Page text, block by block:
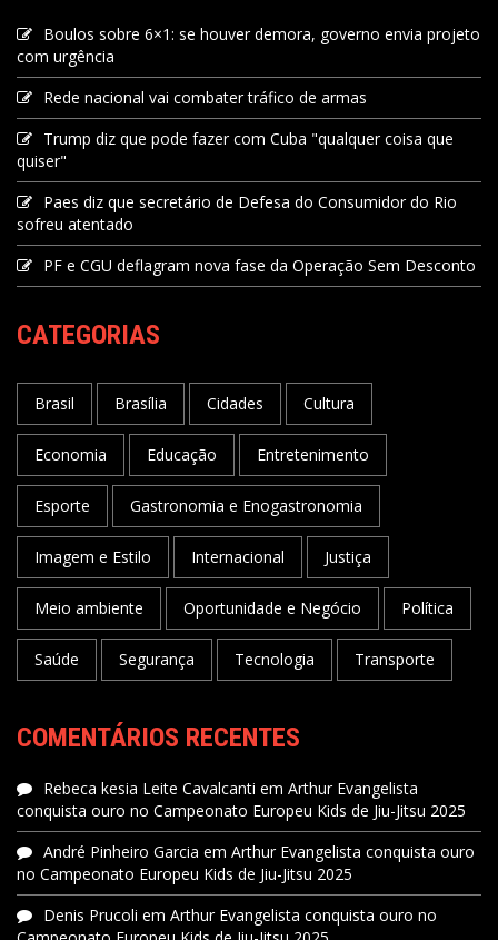
Boulos sobre 6×1: se houver demora, governo envia projeto
com urgência
Rede nacional vai combater tráfico de armas
Trump diz que pode fazer com Cuba "qualquer coisa que
quiser"
Paes diz que secretário de Defesa do Consumidor do Rio
sofreu atentado
PF e CGU deflagram nova fase da Operação Sem Desconto
CATEGORIAS
Brasil Brasília Cidades Cultura
Economia Educação Entretenimento
Esporte Gastronomia e Enogastronomia
Imagem e Estilo Internacional Justiça
Meio ambiente Oportunidade e Negócio Política
Saúde Segurança Tecnologia Transporte
COMENTÁRIOS RECENTES
Rebeca kesia Leite Cavalcanti em Arthur Evangelista
conquista ouro no Campeonato Europeu Kids de Jiu-Jitsu 2025
André Pinheiro Garcia em Arthur Evangelista conquista ouro
no Campeonato Europeu Kids de Jiu-Jitsu 2025
Denis Prucoli em Arthur Evangelista conquista ouro no